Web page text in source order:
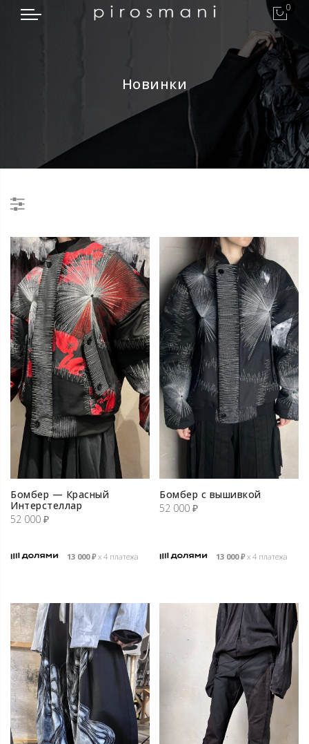
0
Новинки
Бомбер — Красный
Интерстеллар
52 000 ₽
13 000₽х 4 платежа
Бомбер с вышивкой
52 000 ₽
13 000₽х 4 платежа